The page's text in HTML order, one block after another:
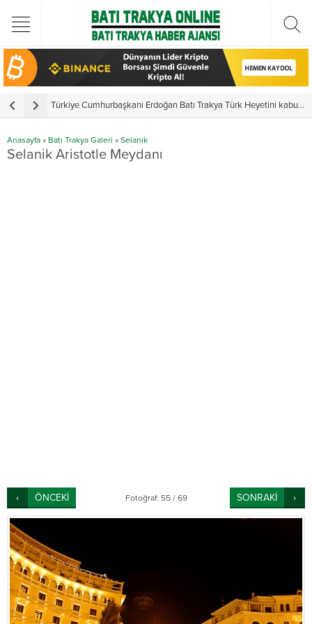
Türkiye Cumhurbaşkanı Erdoğan Batı Trakya Türk Heyetini kabul etti
Anasayfa » Batı Trakya Galeri » Selanik
Selanik Aristotle Meydanı
ÖNCEKİ Fotoğraf: 55 / 69 SONRAKİ